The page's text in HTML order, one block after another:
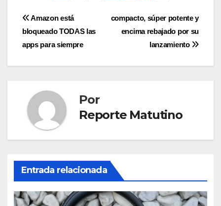
Navegación
de
entradas
compacto, súper potente y
encima rebajado por su
lanzamiento
Amazon está
bloqueado TODAS las
apps para siempre
Por
Reporte Matutino
Entrada relacionada